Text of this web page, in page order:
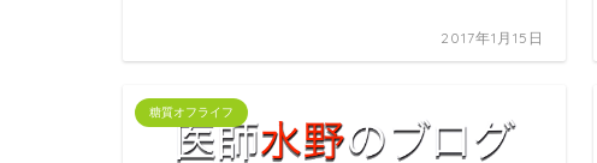
2017年1月15日
糖質オフライフ